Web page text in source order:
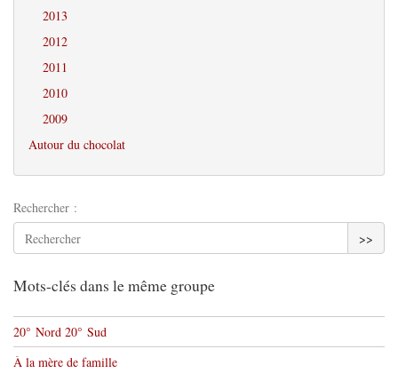
2013
2012
2011
2010
2009
Autour du chocolat
Rechercher :
>>
Mots-clés dans le même groupe
20° Nord 20° Sud
À la mère de famille